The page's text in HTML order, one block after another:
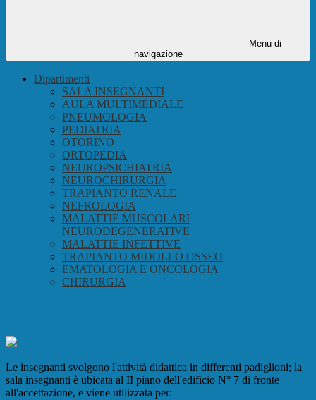
Menu di
navigazione
Dipartimenti
SALA INSEGNANTI
AULA MULTIMEDIALE
PNEUMOLOGIA
PEDIATRIA
OTORINO
ORTOPEDIA
NEUROPSICHIATRIA
NEUROCHIRURGIA
TRAPIANTO RENALE
NEFROLOGIA
MALATTIE MUSCOLARI
NEURODEGENERATIVE
MALATTIE INFETTIVE
TRAPIANTO MIDOLLO OSSEO
EMATOLOGIA E ONCOLOGIA
CHIRURGIA
Le insegnanti svolgono l'attività didattica in differenti padiglioni; la
sala insegnanti è ubicata al II piano dell'edificio N° 7 di fronte
all'accettazione, e viene utilizzata per: